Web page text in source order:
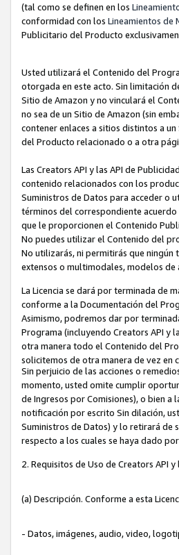
(tal como se definen en los
conformidad con los Lineamientos de
Publicitario del Producto
Usted utilizará el Contenido del
otorgada en este acto. Sin limitación
Sitio de Amazon y no vinculará el
no sea de un Sitio de Amazon (sin
contener enlaces a sitios distintos a
del Producto relacionado o a otra
Las Creators API y las API de
contenido relacionados con los
Suministros de Datos para acceder o
términos del correspondiente
que le proporcionen el Contenido
No puedes utilizar el Contenido del
No utilizarás, ni permitirás que
extensos o multimodales, modelos
La Licencia se dará por terminada de
conforme a la Documentación del
Asimismo, podremos dar por
Programa (incluyendo Creators API y
otra manera todo el Contenido del
solicitemos de otra manera de vez en
Sin perjuicio de las acciones o
momento, usted omite cumplir
de Ingresos por Comisiones), o bien
notificación por escrito Sin dilación,
Suministros de Datos) y lo retirará de
respecto a los cuales se haya dado
2. Requisitos de Uso de Creators API
(a) Descripción. Conforme a esta
- Datos, imágenes, audio, video,